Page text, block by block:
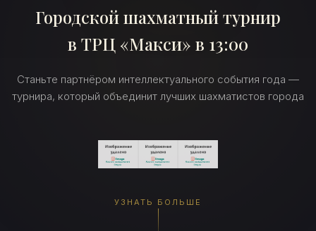
Городской шахматный турнир
в ТРЦ «Макси» в 13:00
Станьте партнёром интеллектуального события года —
турнира, который объединит лучших шахматистов города
УЗНАТЬ БОЛЬШЕ